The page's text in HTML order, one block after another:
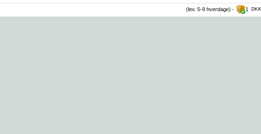
(lev. 5-9 hverdage) - 1